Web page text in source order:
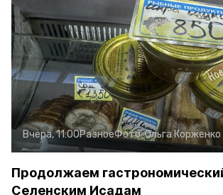
Вчера, 11:00РазноеФото:Ольга Корженко
Продолжаем
Селенским Исадам